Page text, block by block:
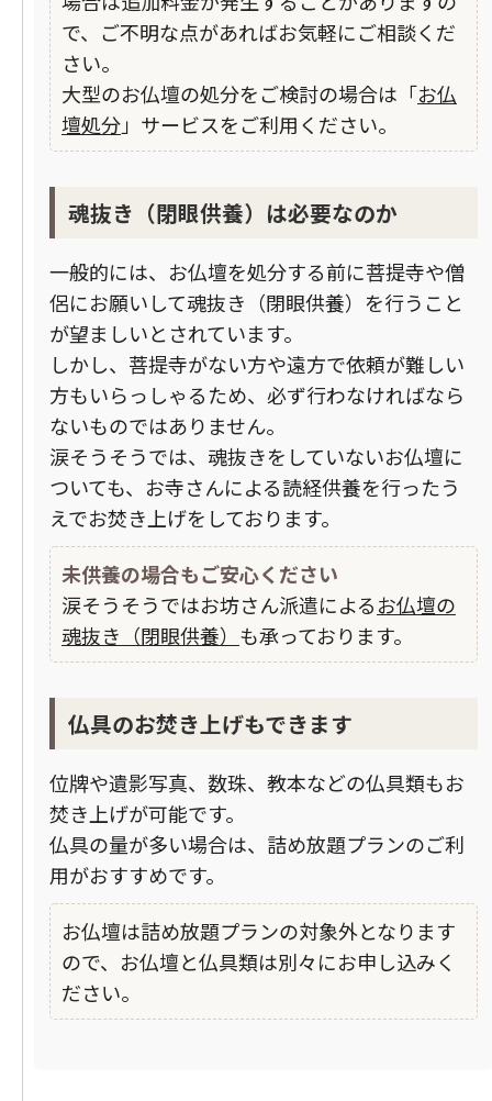
で、ご不明な点があればお気軽にご相談くだ
さい。
大型のお仏壇の処分をご検討の場合は「お仏
壇処分」サービスをご利用ください。
魂抜き（閉眼供養）は必要なのか
一般的には、お仏壇を処分する前に菩提寺や僧
侶にお願いして魂抜き（閉眼供養）を行うこと
が望ましいとされています。
しかし、菩提寺がない方や遠方で依頼が難しい
方もいらっしゃるため、必ず行わなければなら
ないものではありません。
涙そうそうでは、魂抜きをしていないお仏壇に
ついても、お寺さんによる読経供養を行ったう
えでお焚き上げをしております。
未供養の場合もご安心ください
涙そうそうではお坊さん派遣によるお仏壇の
魂抜き（閉眼供養） も承っております。
仏具のお焚き上げもできます
位牌や遺影写真、数珠、教本などの仏具類もお
焚き上げが可能です。
仏具の量が多い場合は、 詰め放題プランのご利
用がおすすめです。
お仏壇は詰め放題プランの対象外となります
ので、お仏壇と仏具類は別々にお申し込みく
ださい。